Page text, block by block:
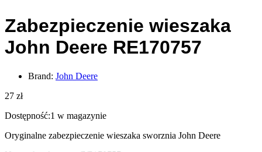
Zabezpieczenie wieszaka
John Deere RE170757
Brand: John Deere
27 zł
Dostępność:1 w magazynie
Oryginalne zabezpieczenie wieszaka sworznia John Deere